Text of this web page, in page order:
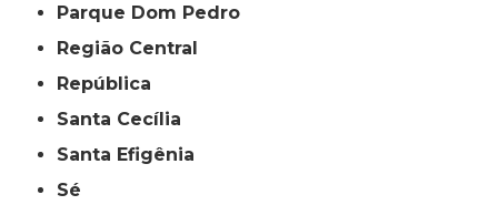
Parque Dom Pedro
Região Central
República
Santa Cecília
Santa Efigênia
Sé